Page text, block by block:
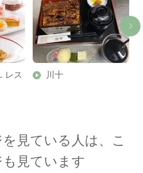
レス
川十
見ている人は、こ
見ています